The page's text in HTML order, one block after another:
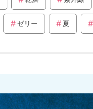
ゼリー 夏